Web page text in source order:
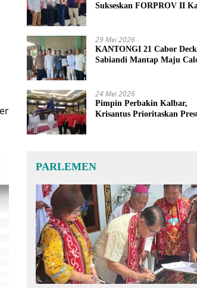
Sukseskan FORPROV II
29 Mei 2026
KANTONGI 21 Cabor
Sabiandi Mantap Maju
24 Mei 2026
Pimpin Perbakin Kalbar,
Krisantus Prioritaskan
PARLEMEN